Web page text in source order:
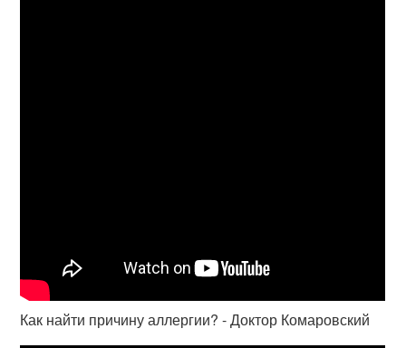
Как найти причину аллергии? - Доктор Комаровский